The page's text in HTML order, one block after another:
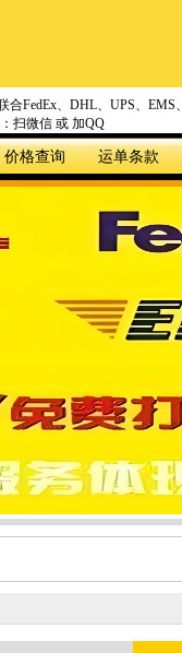
合FedEx、DHL、UPS、
扫微信 或 加QQ
价格查询 运单条款